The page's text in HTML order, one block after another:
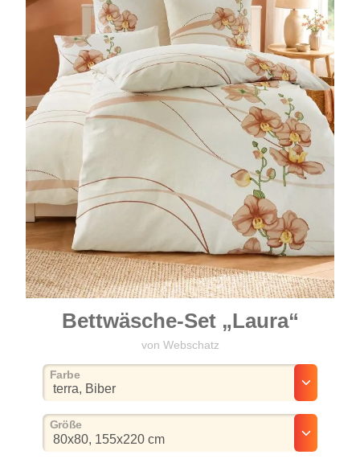
Bettwäsche-Set „Laura“
von Webschatz
Farbeauswählen
Größeauswählen